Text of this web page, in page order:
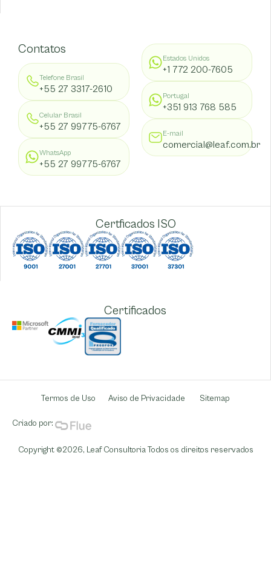
Contatos
Telefone Brasil
+55 27 3317-2610
Celular Brasil
+55 27 99775-6767
WhatsApp
+55 27 99775-6767
Estados Unidos
+1 772 200-7605
Portugal
+351 913 768 585
E-mail
comercial@leaf.com.br
Certficados ISO
Certificados
Copyright ©2026, Leaf ConsultoriaTodos os direitos reservados
Criado por:
Termos de Uso Aviso de Privacidade Sitemap